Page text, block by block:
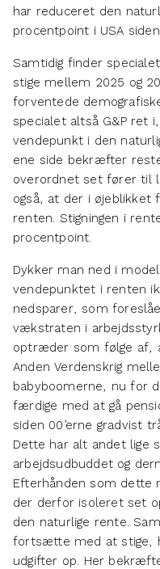
har reduceret den
procentpoint i USA
Samtidig finder
stige mellem 2025 og
forventede
specialet altså G&P ret
vendepunkt i den
ene side bekræfter
overordnet set fører til
også, at der i øjeblikket
renten. Stigningen i
procentpoint.
Dykker man ned i
vendepunktet i renten
nedsparer, som
vækstraten i
optræder som følge af,
Anden Verdenskrig
babyboomerne, nu for
færdige med at gå
siden 00’erne gradvist
Dette har alt andet
arbejdsudbuddet og
Efterhånden som dette
der derfor isoleret set
den naturlige rente.
fortsætte med at stige,
udgifter op. Her